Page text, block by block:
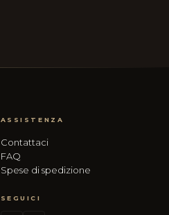
ASSISTENZA
Contattaci
FAQ
Spese di spedizione
SEGUICI